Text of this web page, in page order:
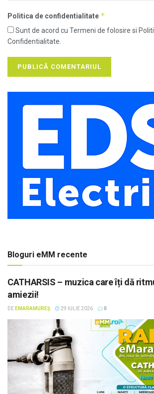
Politica de confidentialitate *
Sunt de acord cu Termeni de folosire si
Confidentialitate.
Bloguri eMM recente
CATHARSIS – muzica care îți dă
amiezii!
DE EMARAMUREȘ 29 IULIE 2026 0